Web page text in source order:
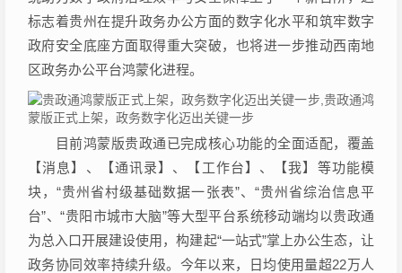
标志着贵州在提升政务办公方面的数字化水平和筑牢数字
政府安全底座方面取得重大突破，也将进一步推动西南地
区政务办公平台鸿蒙化进程。
目前鸿蒙版贵政通已完成核心功能的全面适配，覆盖
【消息】、【通讯录】、【工作台】、【我】等功能模
块，“贵州省村级基础数据一张表”、“贵州省综治信息平
台”、“贵阳市城市大脑”等大型平台系统移动端均以贵政通
为总入口开展建设使用，构建起“一站式”掌上办公生态，让
政务协同效率持续升级。今年以来，日均使用量超22万人